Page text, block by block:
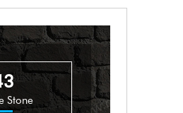
Stone